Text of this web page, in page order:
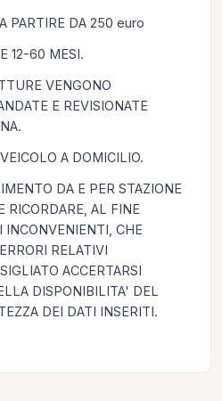
PARTIRE DA 250 euro
12-60 MESI.
VENGONO
E REVISIONATE
A DOMICILIO.
DA E PER STAZIONE
RICORDARE, AL FINE
INCONVENIENTI, CHE
RELATIVI
ACCERTARSI
DISPONIBILITA' DEL
DEI DATI INSERITI.